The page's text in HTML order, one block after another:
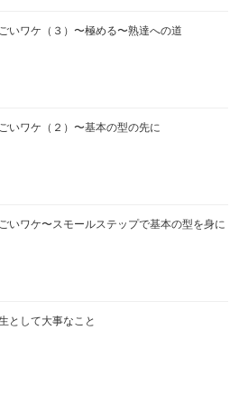
いワケ（３）〜極める〜熟達への道
いワケ（２）〜基本の型の先に
いワケ〜スモールステップで基本の型を身に
として大事なこと